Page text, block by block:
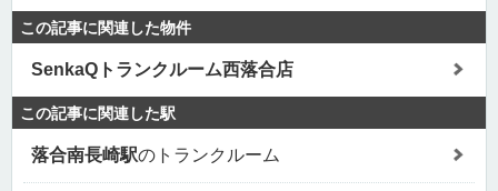
この記事に関連した物件
SenkaQトランクルーム西落合店
この記事に関連した駅
落合南長崎駅のトランクルーム